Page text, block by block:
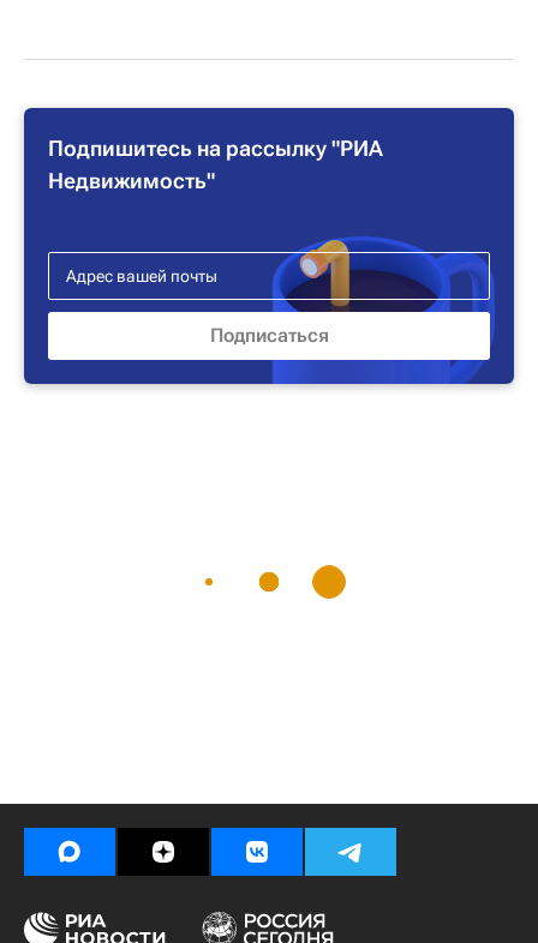
Подпишитесь на рассылку "РИА
Недвижимость"